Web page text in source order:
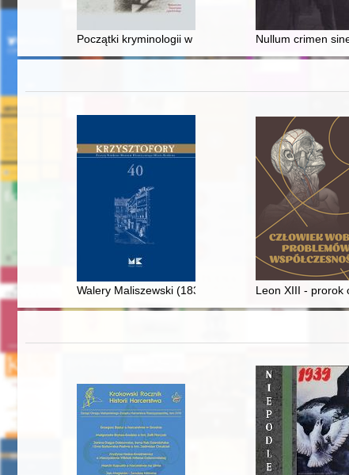
Początki kryminologii w Polsce : od eryNullum crimen
Walery Maliszewski (1836-1885) - nie tylko fotograf
Leon XIII - prorok